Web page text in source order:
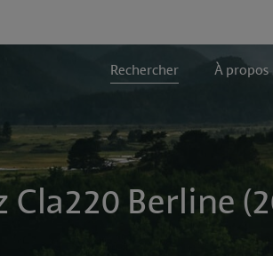
Rechercher À propos
Cla220 Berline